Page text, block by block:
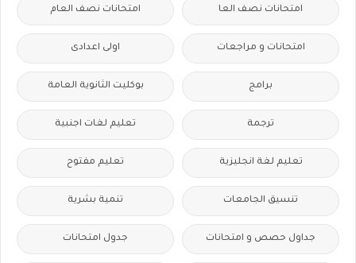
امتحانات نصف العا امتحانات نصف العام
امتحانات و مراجعات اولى اعدادى
برامج بوكليت الثانوية العامة
ترجمة تعليم لغات اجنبية
تعليم لغة انجليزية تعليم مفتوح
تنسيق الجامعات تنمية بشرية
جداول حصص و امتحانات جدول امتحانات